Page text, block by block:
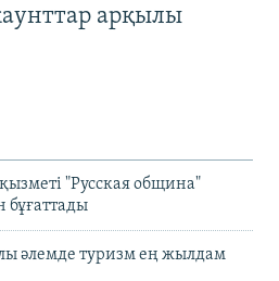
арқылы
"Русская община"
әлемде туризм ең жылдам